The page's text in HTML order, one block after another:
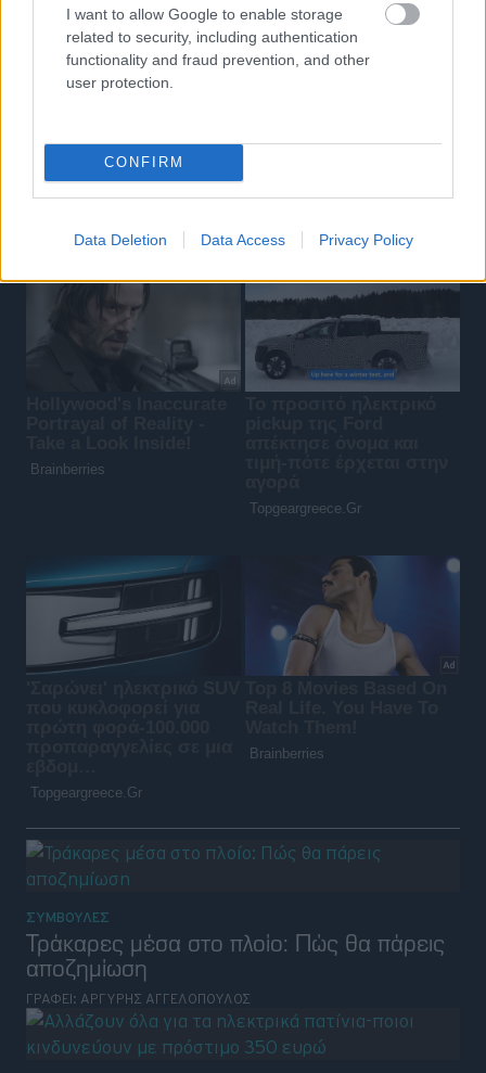
I want to allow Google to enable storage
related to security, including authentication
functionality and fraud prevention, and other
user protection.
CONFIRM
Data Deletion Data Access Privacy Policy
ΣΥΜΒΟΥΛΕΣ
Τράκαρες μέσα στο πλοίο: Πώς θα πάρεις
αποζημίωση
ΓΡΑΦΕΙ: ΑΡΓΥΡΗΣ ΑΓΓΕΛΟΠΟΥΛΟΣ